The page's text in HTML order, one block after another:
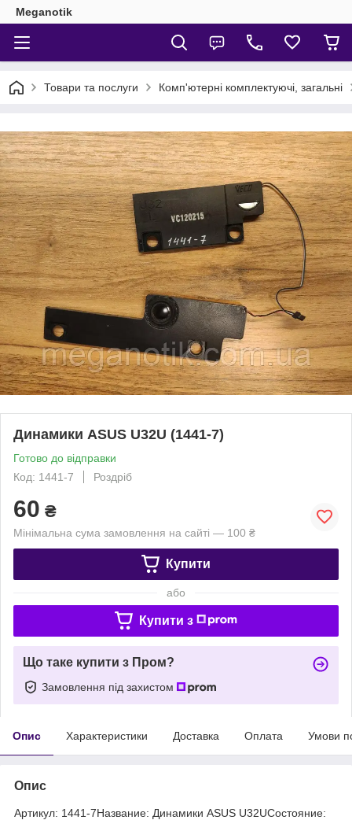
Meganotik
Товари та послуги Комп'ютерні комплектуючі, загальні
Динамики ASUS U32U (1441-7)
Готово до відправки
Код: 1441-7
Роздріб
60 ₴
Мінімальна сума замовлення на сайті — 100 ₴
Купити
або
Купити з
Що таке купити з Пром?
Замовлення під захистом
Опис Характеристики Доставка Оплата Умови
Опис
Артикул: 1441-7Название: Динамики ASUS U32UСостояние: